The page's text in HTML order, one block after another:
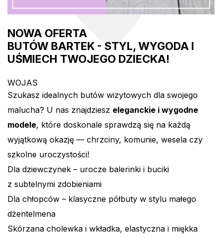
NOWA OFERTA
BUTÓW BARTEK - STYL, WYGODA I
UŚMIECH TWOJEGO DZIECKA!
WOJAS
Szukasz idealnych butów wizytowych dla swojego
malucha? U nas znajdziesz eleganckie i wygodne
modele, które doskonale sprawdzą się na każdą
wyjątkową okazję — chrzciny, komunie, wesela czy
szkolne uroczystości!
Dla dziewczynek – urocze balerinki i buciki
z subtelnymi zdobieniami
Dla chłopców – klasyczne półbuty w stylu małego
dżentelmena
Skórzana cholewka i wkładka, elastyczna i miękka